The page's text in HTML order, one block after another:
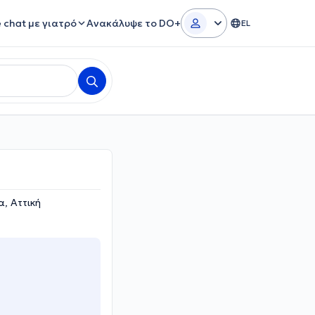
chat με γιατρό Ανακάλυψε το DO+ EL
Αττική